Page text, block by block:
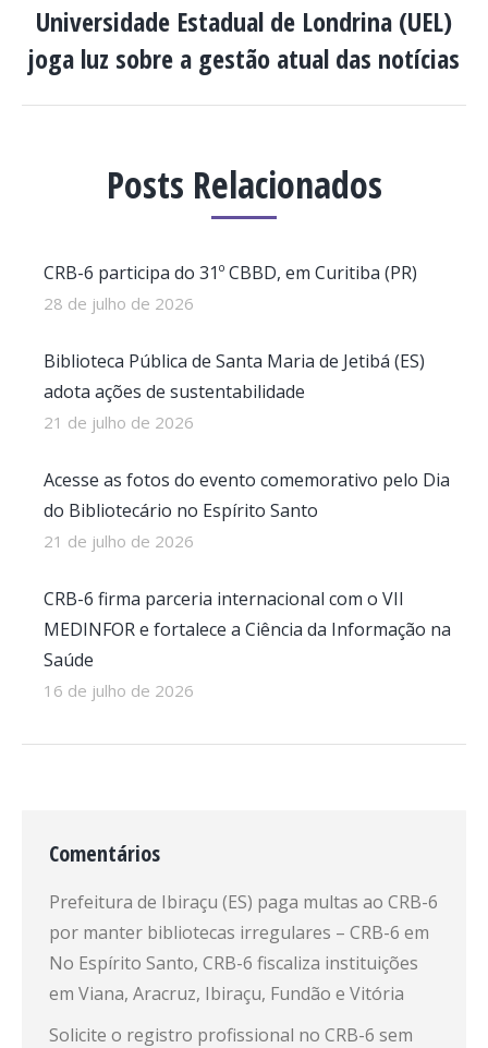
Próximo
post:
Universidade Estadual de Londrina (UEL)
joga luz sobre a gestão atual das notícias
Posts Relacionados
CRB-6 participa do 31º CBBD, em Curitiba (PR)
28 de julho de 2026
Biblioteca Pública de Santa Maria de Jetibá (ES)
adota ações de sustentabilidade
21 de julho de 2026
Acesse as fotos do evento comemorativo pelo Dia
do Bibliotecário no Espírito Santo
21 de julho de 2026
CRB-6 firma parceria internacional com o VII
MEDINFOR e fortalece a Ciência da Informação na
Saúde
16 de julho de 2026
Comentários
Prefeitura de Ibiraçu (ES) paga multas ao CRB-6
por manter bibliotecas irregulares – CRB-6 em
No Espírito Santo, CRB-6 fiscaliza instituições
em Viana, Aracruz, Ibiraçu, Fundão e Vitória
Solicite o registro profissional no CRB-6 sem